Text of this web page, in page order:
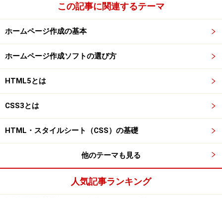
この記事に関連するテーマ
ホームページ作成の基本
ホームページ作成ソフトの選び方
HTML5とは
CSS3とは
HTML・スタイルシート（CSS）の基礎
他のテーマも見る
人気記事ランキング